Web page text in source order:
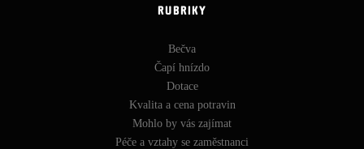
RUBRIKY
Bečva
Čapí hnízdo
Dotace
Kvalita a cena potravin
Mohlo by vás zajímat
Péče a vztahy se zaměstnanci